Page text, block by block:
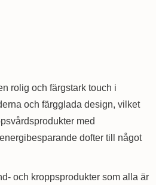
rolig och färgstark touch i
och färgglada design, vilket
med
dofter till något
och kroppsprodukter som alla är